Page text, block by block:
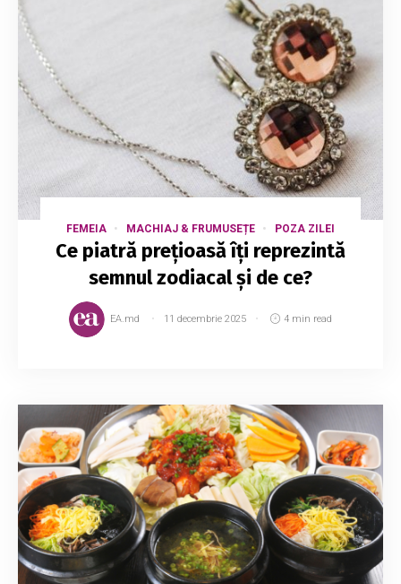
FEMEIA MACHIAJ & FRUMUSEȚE POZA ZILEI
Ce piatră prețioasă îți reprezintă
semnul zodiacal și de ce?
EA.md 11 decembrie 2025 4 min read